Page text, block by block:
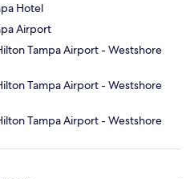
Hotel
Airport
Tampa Airport - Westshore
Tampa Airport - Westshore
Tampa Airport - Westshore